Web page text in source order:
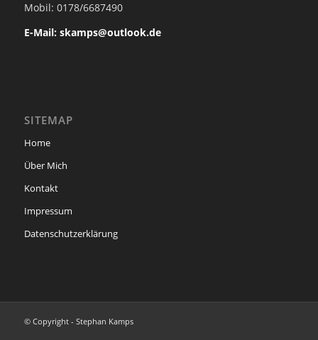
Mobil: 0178/6687490
E-Mail: skamps@outlook.de
SITEMAP
Home
Über Mich
Kontakt
Impressum
Datenschutzerklärung
© Copyright - Stephan Kamps